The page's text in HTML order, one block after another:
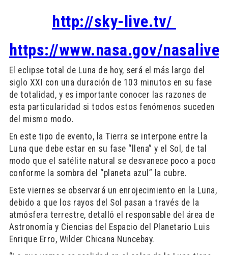
http://sky-live.tv/
https://www.nasa.gov/nasalive/
El eclipse total de Luna de hoy, será el más largo del
siglo XXI con una duración de 103 minutos en su fase
de totalidad, y es importante conocer las razones de
esta particularidad si todos estos fenómenos suceden
del mismo modo.
En este tipo de evento, la Tierra se interpone entre la
Luna que debe estar en su fase “llena” y el Sol, de tal
modo que el satélite natural se desvanece poco a poco
conforme la sombra del “planeta azul” la cubre.
Este viernes se observará un enrojecimiento en la Luna,
debido a que los rayos del Sol pasan a través de la
atmósfera terrestre, detalló el responsable del área de
Astronomía y Ciencias del Espacio del Planetario Luis
Enrique Erro, Wilder Chicana Nuncebay.